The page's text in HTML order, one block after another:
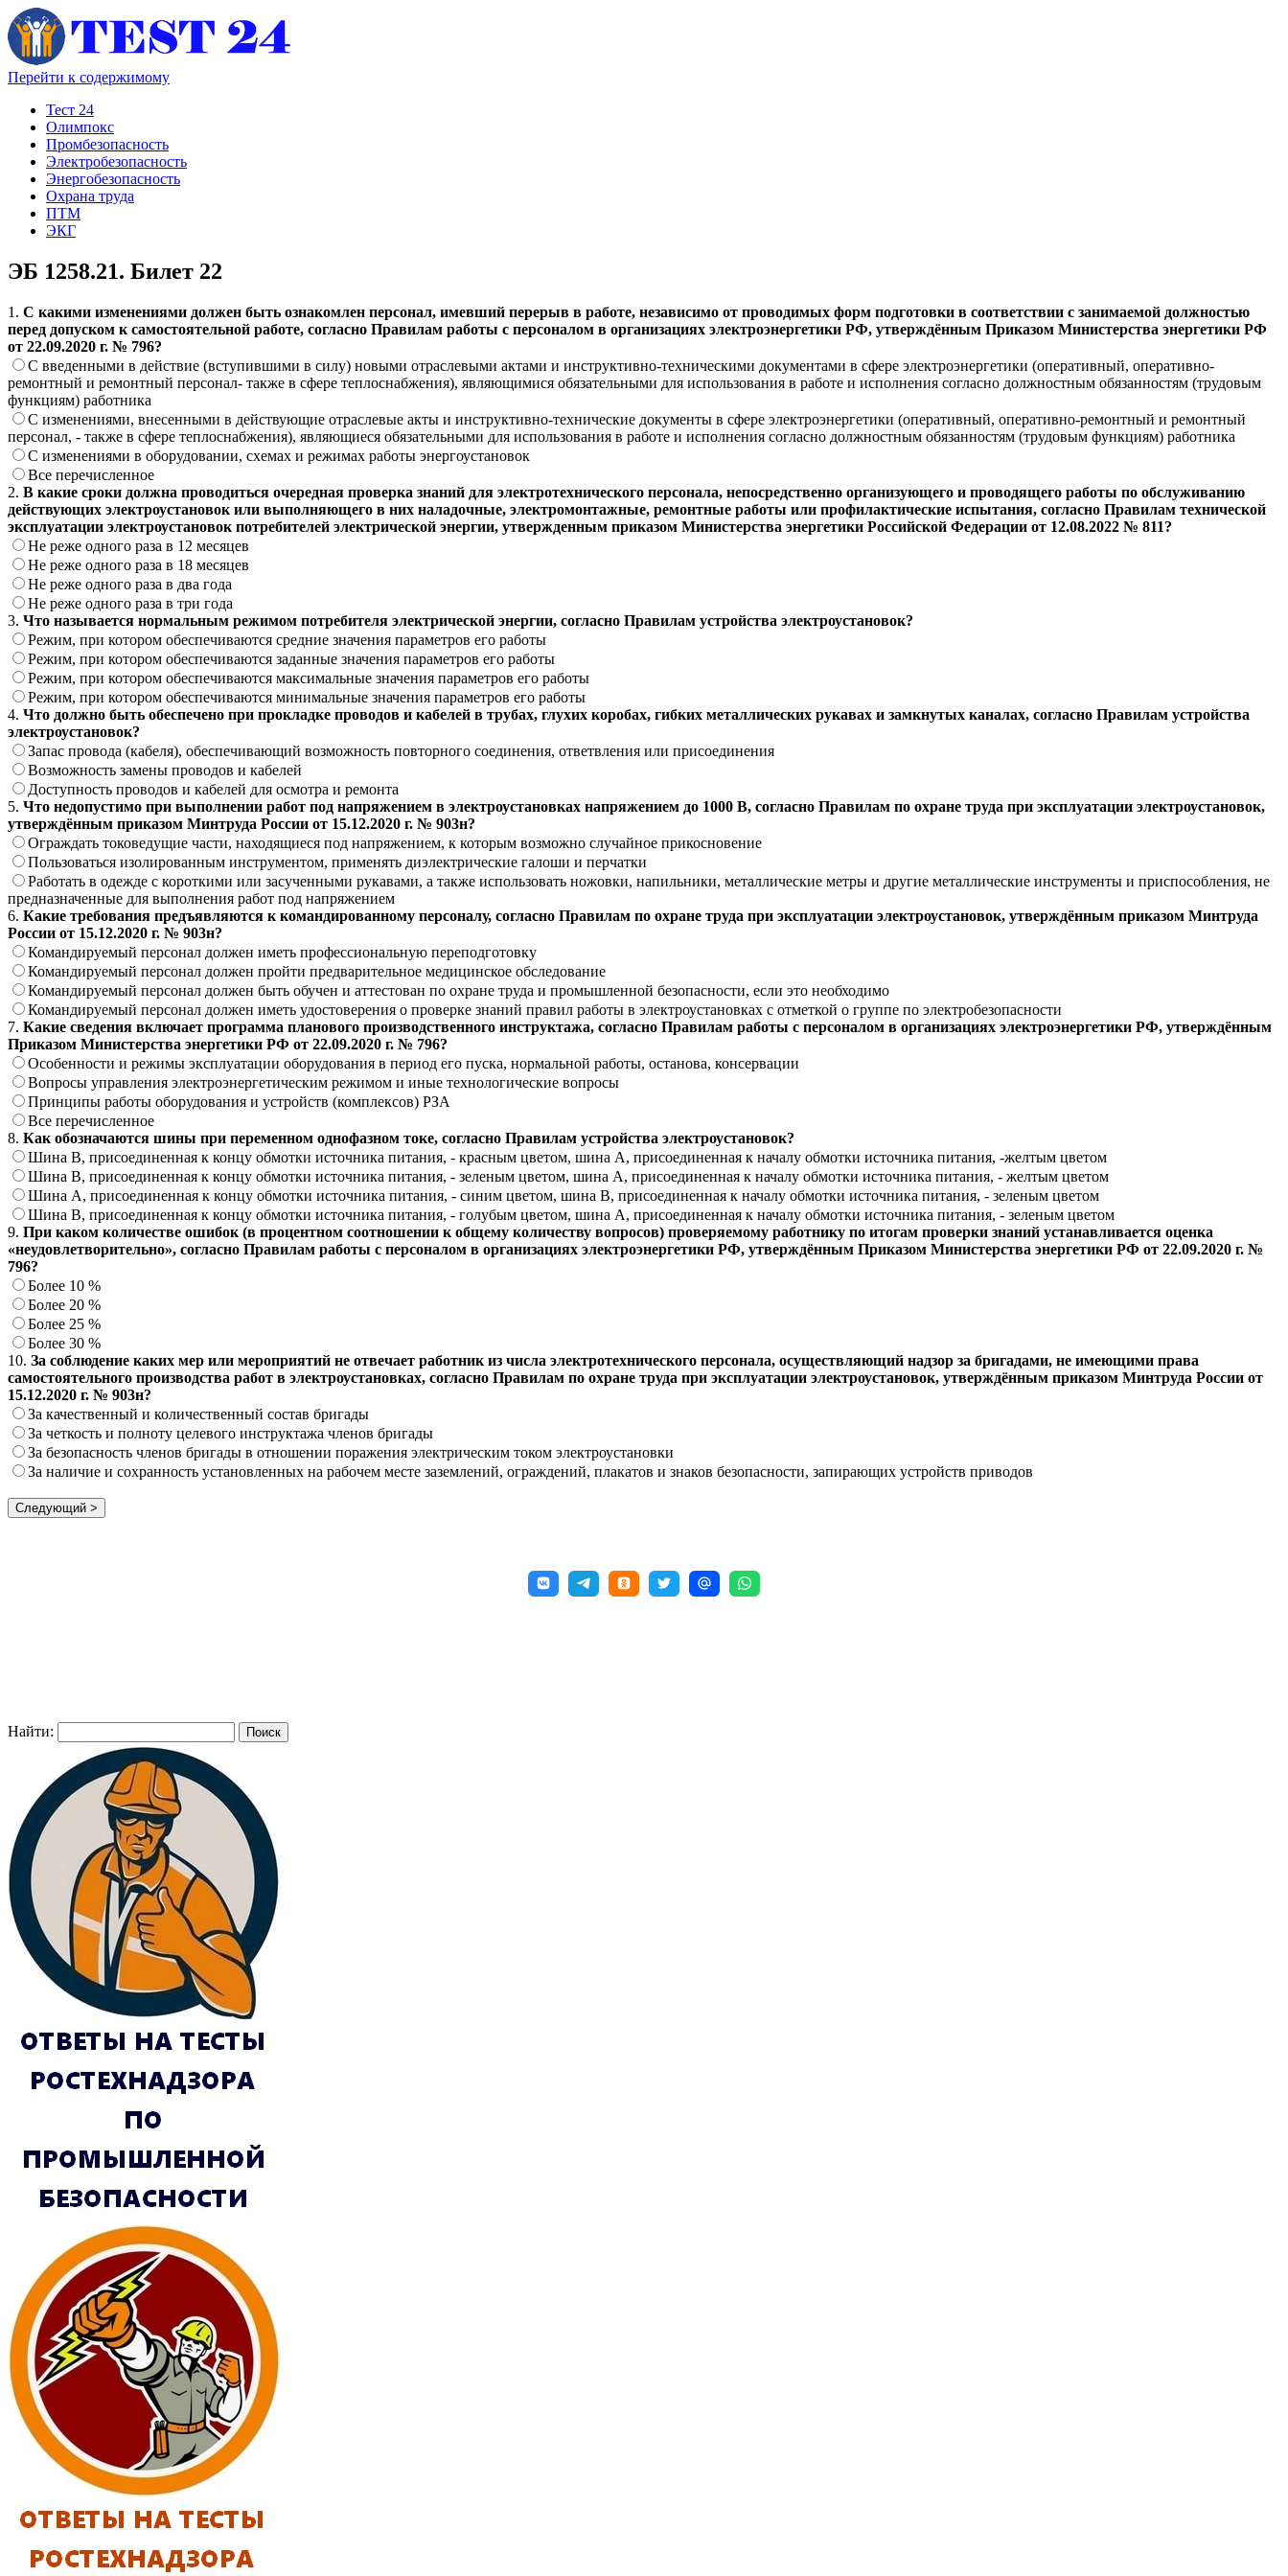
Перейти к содержимому
Тест 24
Олимпокс
Промбезопасность
Электробезопасность
Энергобезопасность
Охрана труда
ПТМ
ЭКГ
ЭБ 1258.21. Билет 22
1. С какими изменениями должен быть ознакомлен персонал, имевший перерыв в работе, независимо от проводимых форм подготовки в соответствии с занимаемой должностью
перед допуском к самостоятельной работе, согласно Правилам работы с персоналом в организациях электроэнергетики РФ, утверждённым Приказом Министерства энергетики РФ
от 22.09.2020 г. № 796?
С введенными в действие (вступившими в силу) новыми отраслевыми актами и инструктивно-техническими документами в сфере электроэнергетики (оперативный, оперативно-
ремонтный и ремонтный персонал- также в сфере теплоснабжения), являющимися обязательными для использования в работе и исполнения согласно должностным обязанностям (трудовым
функциям) работника
С изменениями, внесенными в действующие отраслевые акты и инструктивно-технические документы в сфере электроэнергетики (оперативный, оперативно-ремонтный и ремонтный
персонал, - также в сфере теплоснабжения), являющиеся обязательными для использования в работе и исполнения согласно должностным обязанностям (трудовым функциям) работника
С изменениями в оборудовании, схемах и режимах работы энергоустановок
Все перечисленное
2. В какие сроки должна проводиться очередная проверка знаний для электротехнического персонала, непосредственно организующего и проводящего работы по обслуживанию
действующих электроустановок или выполняющего в них наладочные, электромонтажные, ремонтные работы или профилактические испытания, согласно Правилам технической
эксплуатации электроустановок потребителей электрической энергии, утвержденным приказом Министерства энергетики Российской Федерации от 12.08.2022 № 811?
Не реже одного раза в 12 месяцев
Не реже одного раза в 18 месяцев
Не реже одного раза в два года
Не реже одного раза в три года
3. Что называется нормальным режимом потребителя электрической энергии, согласно Правилам устройства электроустановок?
Режим, при котором обеспечиваются средние значения параметров его работы
Режим, при котором обеспечиваются заданные значения параметров его работы
Режим, при котором обеспечиваются максимальные значения параметров его работы
Режим, при котором обеспечиваются минимальные значения параметров его работы
4. Что должно быть обеспечено при прокладке проводов и кабелей в трубах, глухих коробах, гибких металлических рукавах и замкнутых каналах, согласно Правилам устройства
электроустановок?
Запас провода (кабеля), обеспечивающий возможность повторного соединения, ответвления или присоединения
Возможность замены проводов и кабелей
Доступность проводов и кабелей для осмотра и ремонта
5. Что недопустимо при выполнении работ под напряжением в электроустановках напряжением до 1000 В, согласно Правилам по охране труда при эксплуатации электроустановок,
утверждённым приказом Минтруда России от 15.12.2020 г. № 903н?
Ограждать токоведущие части, находящиеся под напряжением, к которым возможно случайное прикосновение
Пользоваться изолированным инструментом, применять диэлектрические галоши и перчатки
Работать в одежде с короткими или засученными рукавами, а также использовать ножовки, напильники, металлические метры и другие металлические инструменты и приспособления, не
предназначенные для выполнения работ под напряжением
6. Какие требования предъявляются к командированному персоналу, согласно Правилам по охране труда при эксплуатации электроустановок, утверждённым приказом Минтруда
России от 15.12.2020 г. № 903н?
Командируемый персонал должен иметь профессиональную переподготовку
Командируемый персонал должен пройти предварительное медицинское обследование
Командируемый персонал должен быть обучен и аттестован по охране труда и промышленной безопасности, если это необходимо
Командируемый персонал должен иметь удостоверения о проверке знаний правил работы в электроустановках с отметкой о группе по электробезопасности
7. Какие сведения включает программа планового производственного инструктажа, согласно Правилам работы с персоналом в организациях электроэнергетики РФ, утверждённым
Приказом Министерства энергетики РФ от 22.09.2020 г. № 796?
Особенности и режимы эксплуатации оборудования в период его пуска, нормальной работы, останова, консервации
Вопросы управления электроэнергетическим режимом и иные технологические вопросы
Принципы работы оборудования и устройств (комплексов) РЗА
Все перечисленное
8. Как обозначаются шины при переменном однофазном токе, согласно Правилам устройства электроустановок?
Шина В, присоединенная к концу обмотки источника питания, - красным цветом, шина А, присоединенная к началу обмотки источника питания, -желтым цветом
Шина В, присоединенная к концу обмотки источника питания, - зеленым цветом, шина А, присоединенная к началу обмотки источника питания, - желтым цветом
Шина А, присоединенная к концу обмотки источника питания, - синим цветом, шина В, присоединенная к началу обмотки источника питания, - зеленым цветом
Шина В, присоединенная к концу обмотки источника питания, - голубым цветом, шина А, присоединенная к началу обмотки источника питания, - зеленым цветом
9. При каком количестве ошибок (в процентном соотношении к общему количеству вопросов) проверяемому работнику по итогам проверки знаний устанавливается оценка
«неудовлетворительно», согласно Правилам работы с персоналом в организациях электроэнергетики РФ, утверждённым Приказом Министерства энергетики РФ от 22.09.2020 г. №
796?
Более 10 %
Более 20 %
Более 25 %
Более 30 %
10. За соблюдение каких мер или мероприятий не отвечает работник из числа электротехнического персонала, осуществляющий надзор за бригадами, не имеющими права
самостоятельного производства работ в электроустановках, согласно Правилам по охране труда при эксплуатации электроустановок, утверждённым приказом Минтруда России от
15.12.2020 г. № 903н?
За качественный и количественный состав бригады
За четкость и полноту целевого инструктажа членов бригады
За безопасность членов бригады в отношении поражения электрическим током электроустановки
За наличие и сохранность установленных на рабочем месте заземлений, ограждений, плакатов и знаков безопасности, запирающих устройств приводов
Найти: